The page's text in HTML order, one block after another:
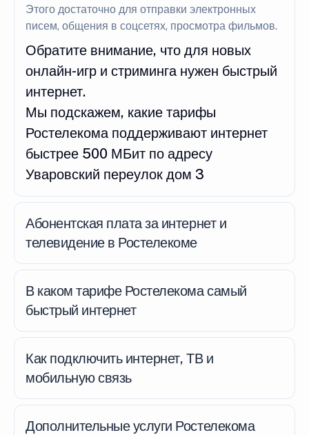
Этого достаточно для отправки электронных
писем, общения в соцсетях, просмотра фильмов.
Обратите внимание, что для новых
онлайн-игр и стриминга нужен быстрый
интернет.
Мы подскажем, какие тарифы
Ростелекома поддерживают интернет
быстрее 500 МБит по адресу
Уваровский переулок дом 3
Абонентская плата за интернет и
телевидение в Ростелекоме
В каком тарифе Ростелекома самый
быстрый интернет
Как подключить интернет, ТВ и
мобильную связь
Дополнительные услуги Ростелекома